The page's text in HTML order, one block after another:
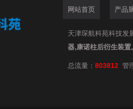
网站首页 产品
天津琛航科苑科技发
器,康诺柱后衍生装
总流量： 803812 管